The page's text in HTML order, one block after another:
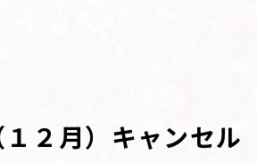
２月）キャンセル